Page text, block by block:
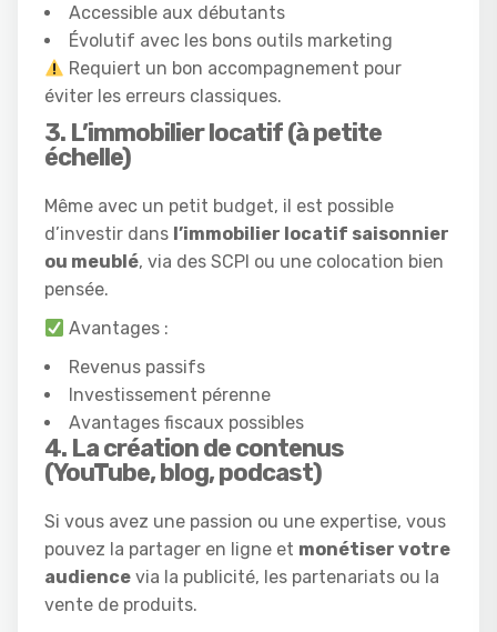
Accessible aux débutants
Évolutif avec les bons outils marketing
Requiert un bon accompagnement pour
éviter les erreurs classiques.
3. L’immobilier locatif (à petite
échelle)
Même avec un petit budget, il est possible
d’investir dans l’immobilier locatif saisonnier
ou meublé, via des SCPI ou une colocation bien
pensée.
Avantages :
Revenus passifs
Investissement pérenne
Avantages fiscaux possibles
4. La création de contenus
(YouTube, blog, podcast)
Si vous avez une passion ou une expertise, vous
pouvez la partager en ligne et monétiser votre
audience via la publicité, les partenariats ou la
vente de produits.